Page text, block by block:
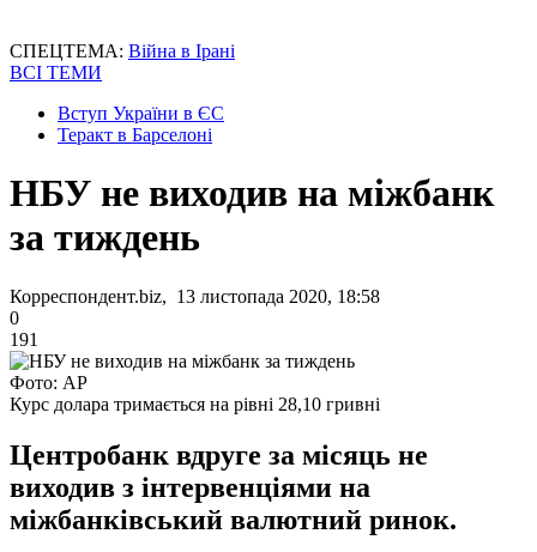
СПЕЦТЕМА: Війна в Ірані
ВСІ ТЕМИ
Вступ України в ЄС
Теракт в Барселоні
НБУ не виходив на міжбанк
за тиждень
Корреспондент.biz, 13 листопада 2020, 18:58
0
191
Фото: AP
Курс долара тримається на рівні 28,10 гривні
Центробанк вдруге за місяць не
виходив з інтервенціями на
міжбанківський валютний ринок.